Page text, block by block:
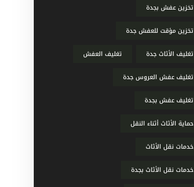
تخزين عفش بجدة
تخزين مؤقت للعفش جدة
تغليف الأثاث جدة تغليف العفش
تغليف عفش العروس جدة
تغليف عفش بجدة
حماية الأثاث أثناء النقل
خدمات نقل الأثاث
خدمات نقل الأثاث بجدة